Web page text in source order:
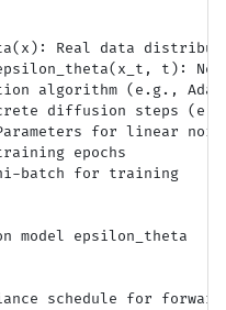
Real data
t):
algorithm (e.g.,
diffusion steps
for linear
epochs
batch for training
model epsilon_theta
schedule for